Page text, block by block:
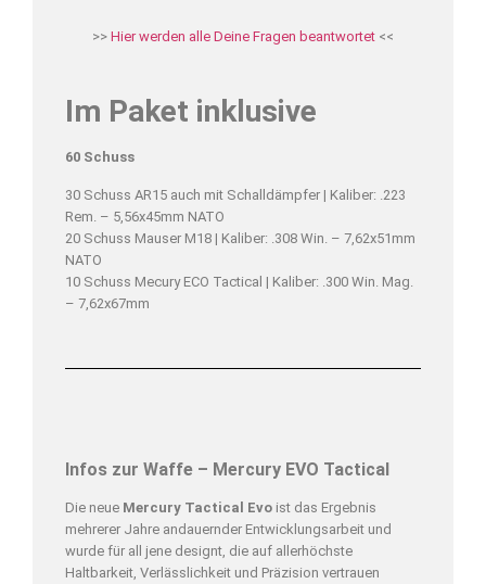
>> Hier werden alle Deine Fragen beantwortet <<
Im Paket inklusive
60 Schuss
30 Schuss AR15 auch mit Schalldämpfer | Kaliber: .223
Rem. – 5,56x45mm NATO
20 Schuss Mauser M18 | Kaliber: .308 Win. – 7,62x51mm
NATO
10 Schuss Mecury ECO Tactical | Kaliber: .300 Win. Mag.
– 7,62x67mm
Infos zur Waffe – Mercury EVO Tactical
Die neue Mercury Tactical Evo ist das Ergebnis
mehrerer Jahre andauernder Entwicklungsarbeit und
wurde für all jene designt, die auf allerhöchste
Haltbarkeit, Verlässlichkeit und Präzision vertrauen